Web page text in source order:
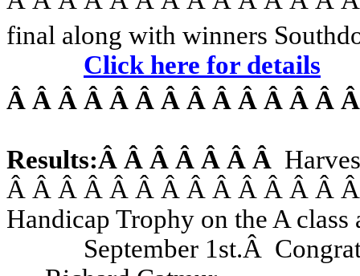
final along with winners
Click here for details
Â Â Â Â Â Â Â Â Â Â Â Â Â
Results:Â Â Â Â Â Â Â
Â Â Â Â Â Â Â Â Â Â Â Â Â
Handicap Trophy on the A class
September 1st.Â